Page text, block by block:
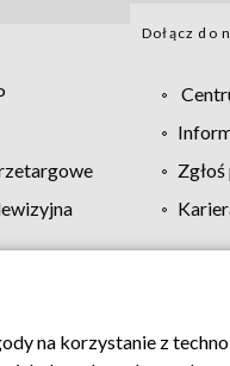
Dołącz do
Polityka prywatności
na korzystanie z